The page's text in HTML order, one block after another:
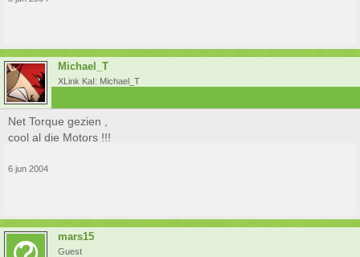
Michael_T
XLink KaI: Michael_T
Net Torque gezien ,
cool al die Motors !!!
6 jun 2004
mars15
Guest